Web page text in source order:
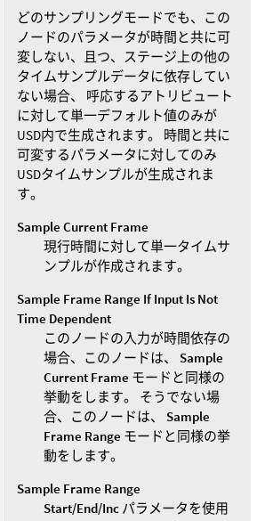
どのサンプリングモードでも、この
ノードのパラメータが時間と共に可
変しない、且つ、ステージ上の他の
タイムサンプルデータに依存してい
ない場合、 呼応するアトリビュート
に対して単一デフォルト値のみが
USD内で生成されます。 時間と共に
可変するパラメータに対してのみ
USDタイムサンプルが生成されま
す。
Sample Current Frame
現行時間に対して単一タイムサ
ンプルが作成されます。
Sample Frame Range If Input Is Not
Time Dependent
このノードの入力が時間依存の
場合、このノードは、 Sample
Current Frame モードと同様の
挙動をします。 そうでない場
合、このノードは、 Sample
Frame Range モードと同様の挙
動をします。
Sample Frame Range
Start/End/Inc パラメータを使用